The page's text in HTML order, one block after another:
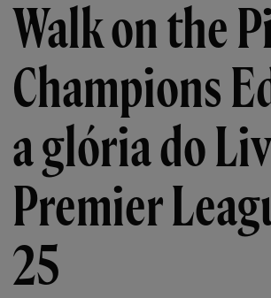
Walk on the
Champions
a glória do
Premier
25